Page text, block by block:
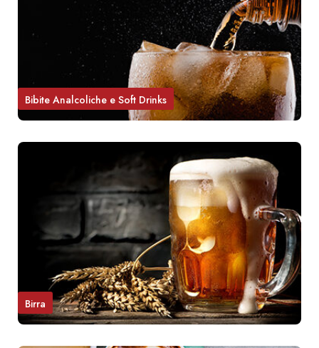
Bibite Analcoliche e Soft Drinks
Birra